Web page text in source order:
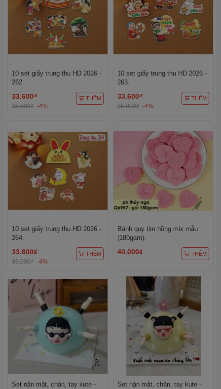
10 set giấy trung thu HD 2026 -
262.
33.600₫
35.000₫ -4%
THÊM
10 set giấy trung thu HD 2026 -
263.
33.600₫
35.000₫ -4%
THÊM
10 set giấy trung thu HD 2026 -
264.
33.600₫
35.000₫ -4%
THÊM
Bánh quy tim hồng mix mẫu
(180gam).
40.000₫ THÊM
Set nặn mặt, chân, tay kute -
Set nặn mặt, chân, tay kute -